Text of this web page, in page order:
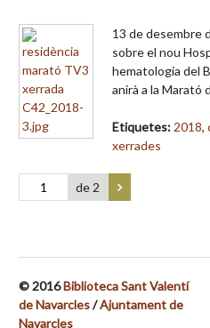
13 de desembre
sobre el nou
hematologia del
anirà a la Marató
Etiquetes: 2018,
xerrades
de 2
© 2016Biblioteca Sant Valentí
de Navarcles/Ajuntament de
Navarcles